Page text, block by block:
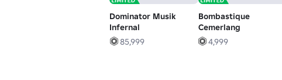
Dominator Musik
Infernal
85,999
Bombastique
Cemerlang
4,999